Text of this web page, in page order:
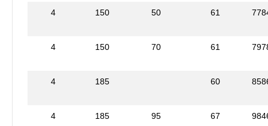
4 150 50 61
4 150 70 61
4 185 60
4 185 95 67